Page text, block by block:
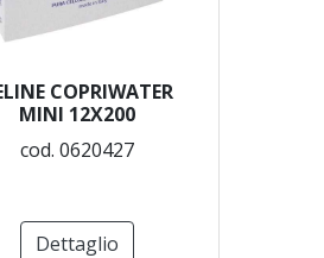
COPRIWATER
MINI 12X200
cod. 0620427
Dettaglio